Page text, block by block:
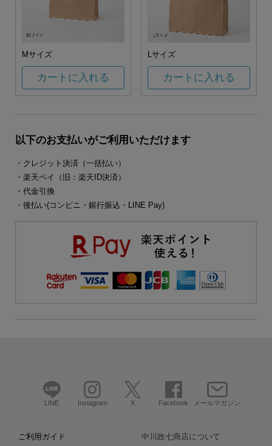
Mサイズ
カートに入れる
Lサイズ
カートに入れる
以下のお支払いがご利用いただけます
・クレジット決済（一括払い）
・楽天ペイ（旧：楽天ID決済）
・代金引換
・後払い(コンビニ・銀行振込・LINE Pay)
LINE Instagram X Facebook メールマガジン
ご利用ガイド 中川政七商店について